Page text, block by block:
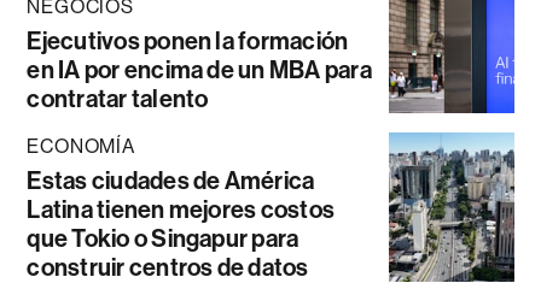
NEGOCIOS
Ejecutivos ponen la formación
en IA por encima de un MBA para
contratar talento
ECONOMÍA
Estas ciudades de América
Latina tienen mejores costos
que Tokio o Singapur para
construir centros de datos